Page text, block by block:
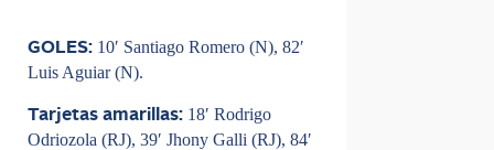
GOLES: 10′ Santiago Romero (N), 82′
Luis Aguiar (N).
Tarjetas amarillas: 18′ Rodrigo
Odriozola (RJ), 39′ Jhony Galli (RJ), 84′